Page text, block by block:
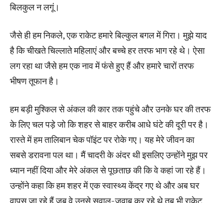
बिलकुल न लगूं।
जैसे ही हम निकले, एक राकेट हमारे बिल्कुल बगल में गिरा। मुझे याद
है कि चीखते चिल्लाते महिलाएं और बच्चे हर तरफ भाग रहे थे। ऐसा
लग रहा था जैसे हम एक नाव में फंसे हुए हैं और हमारे चारों तरफ
भीषण तूफान है।
हम बड़ी मुश्किल से अंकल की कार तक पहुंचे और उनके घर की तरफ
के लिए चल पड़े जो कि शहर से बाहर करीब आधे घंटे की दूरी पर है।
रास्ते में हम तालिबान चेक पॉइंट पर रोके गए। यह मेरे जीवन का
सबसे डरावना पल था। मैं चादरी के अंदर थी इसलिए उन्होंने मुझ पर
ध्यान नहीं दिया और मेरे अंकल से पूछताछ की कि वे कहां जा रहे हैं।
उन्होंने कहा कि हम शहर में एक स्वास्थ्य केंद्र गए थे और अब घर
वापस जा रहे हैं जब वे उनसे सवाल-जवाब कर रहे थे तब भी राकेट